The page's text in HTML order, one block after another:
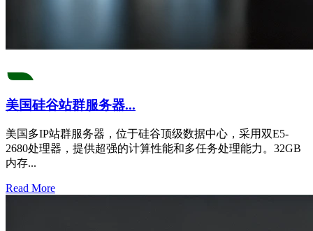
美国硅谷站群服务器...
美国多IP站群服务器，位于硅谷顶级数据中心，采用双E5-
2680处理器，提供超强的计算性能和多任务处理能力。32GB
内存...
Read More